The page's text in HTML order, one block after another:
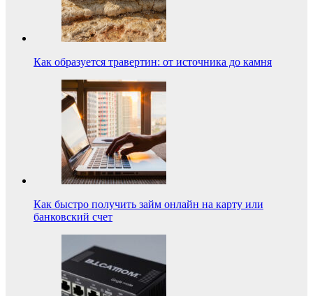
Как образуется травертин: от источника до камня
Как быстро получить займ онлайн на карту или
банковский счет